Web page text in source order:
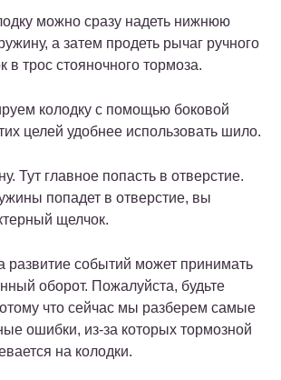
можно сразу надеть нижнюю
а затем продеть рычаг ручного
в трос стояночного тормоза.
колодку с помощью боковой
целей удобнее использовать шило.
Тут главное попасть в отверстие.
попадет в отверстие, вы
щелчок.
развитие событий может принимать
оборот. Пожалуйста, будьте
что сейчас мы разберем самые
ошибки, из-за которых тормозной
на колодки.